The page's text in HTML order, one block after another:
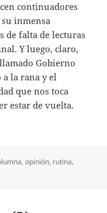
continuadores
inmensa
de falta de lecturas
Y luego, claro,
Gobierno
a la rana y el
que nos toca
estar de vuelta.
,opinión, rutina,